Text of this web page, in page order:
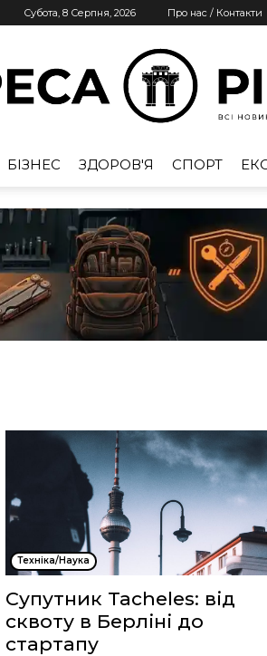
Субота, 8 Серпня, 2026 Про нас / Контакти
Рівне
БІЗНЕС ЗДОРОВ'Я СПОРТ
Техніка/Наука
Супутник Tacheles: від
сквоту в Берліні до
стартапу